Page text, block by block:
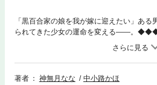
「黒百合家の娘を我が嫁に迎えたい」あ
られてきた少女の運命を変える――。◆◆◆
家の最高峰“神導位”を代々受け継ぐ黒百合
術が扱えない“無能”。早くに才能が開花し
れる孤独な日々を送っている。ある日、“
き添いとして訪れた和葉は、狐の面を付け
著者 神無月なな
中小路かほ